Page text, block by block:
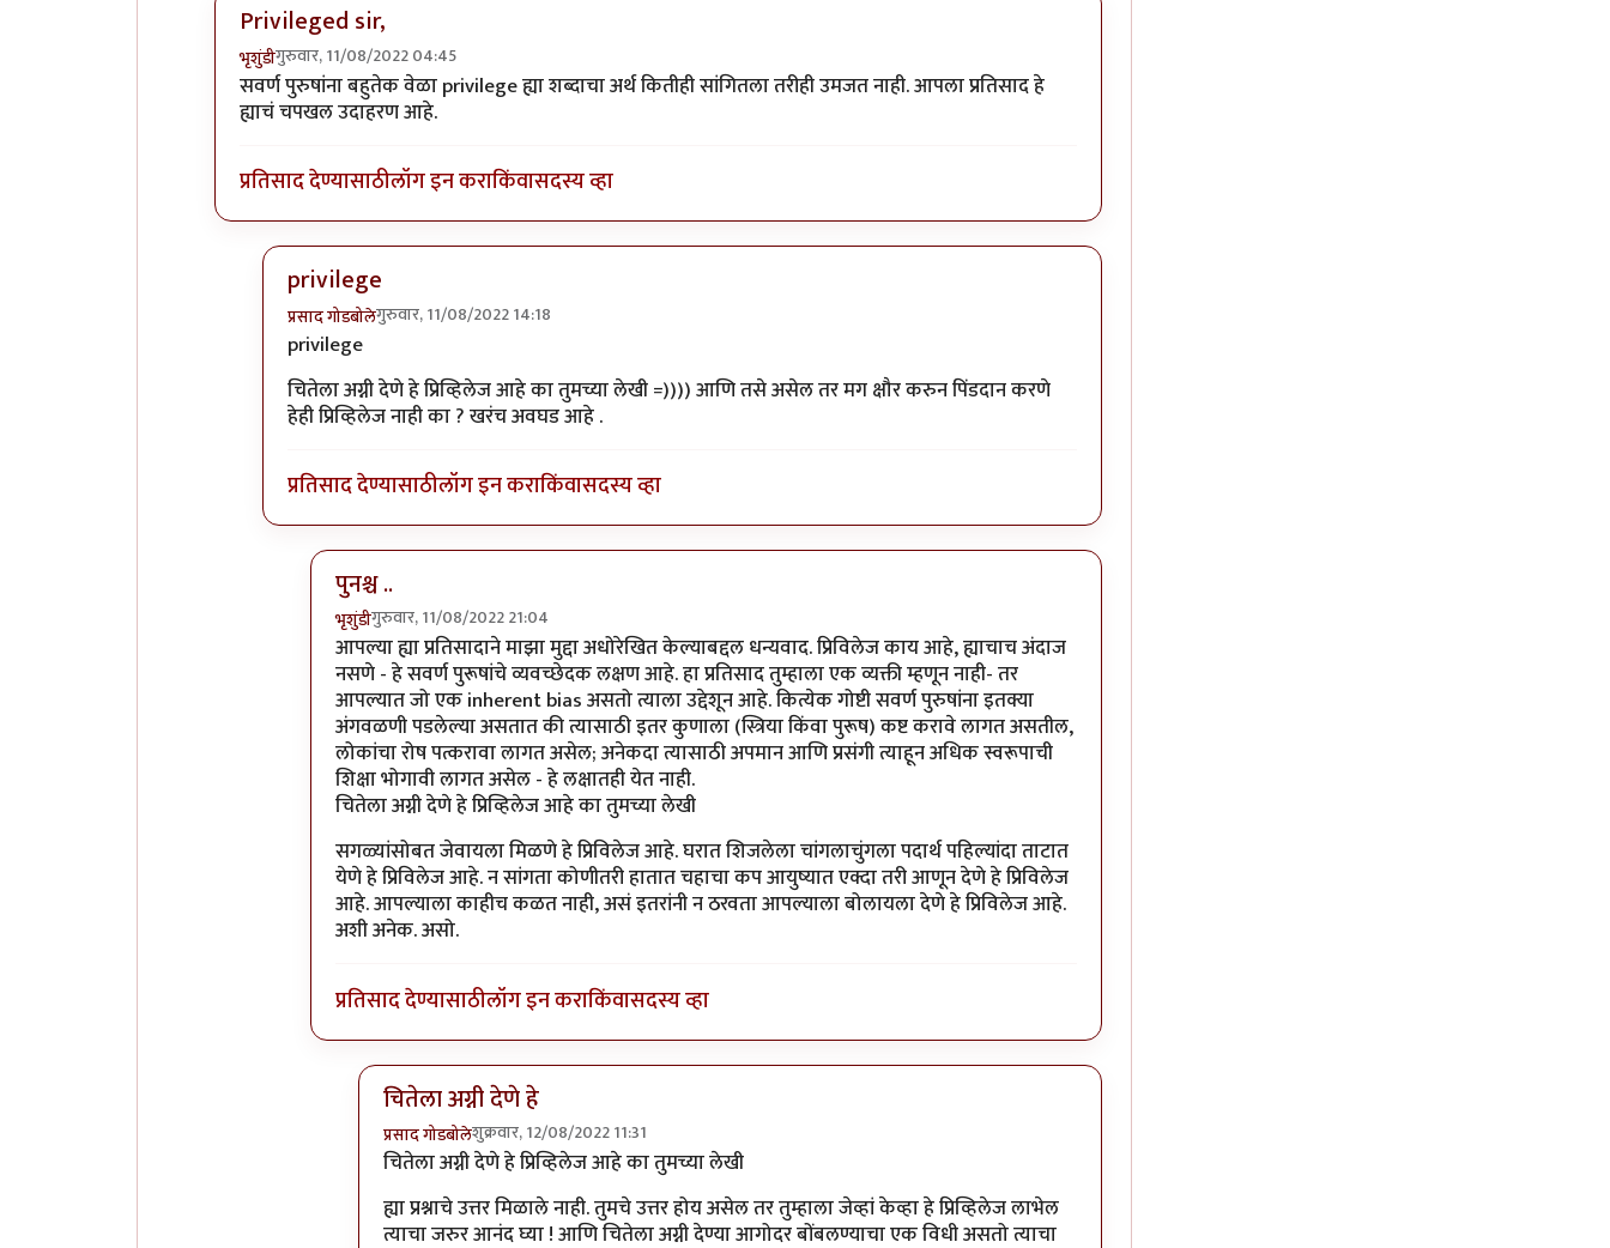
Privileged sir,
भृशुंडीगुरुवार, 11/08/2022 04:45
In reply toउगाचचbyप्रसाद गोडबोले
सवर्ण पुरुषांना बहुतेक वेळा privilege ह्या शब्दाचा अर्थ कितीही सांगितला तरीही उमजत नाही. आपला प्रतिसाद हे
ह्याचं चपखल उदाहरण आहे.
प्रतिसाद देण्यासाठीलॉग इन कराकिंवासदस्य व्हा
privilege
प्रसाद गोडबोलेगुरुवार, 11/08/2022 14:18
In reply to
privilege
चितेला अग्नी देणे हे प्रिव्हिलेज आहे का तुमच्या लेखी =)))) आणि तसे असेल तर मग क्षौर करुन पिंडदान करणे
हेही प्रिव्हिलेज नाही का ? खरंच अवघड आहे .
प्रतिसाद देण्यासाठीलॉग इन कराकिंवासदस्य व्हा
पुनश्च ..
भृशुंडीगुरुवार, 11/08/2022 21:04
In reply toprivilegebyप्रसाद गोडबोले
आपल्या ह्या प्रतिसादाने माझा मुद्दा अधोरेखित केल्याबद्दल धन्यवाद. प्रिविलेज काय आहे, ह्याचाच अंदाज
नसणे - हे सवर्ण पुरूषांचे व्यवच्छेदक लक्षण आहे. हा प्रतिसाद तुम्हाला एक व्यक्ती म्हणून नाही- तर
आपल्यात जो एक inherent bias असतो त्याला उद्देशून आहे. कित्येक गोष्टी सवर्ण पुरुषांना इतक्या
अंगवळणी पडलेल्या असतात की त्यासाठी इतर कुणाला (स्त्रिया किंवा पुरूष) कष्ट करावे लागत असतील,
लोकांचा रोष पत्करावा लागत असेल; अनेकदा त्यासाठी अपमान आणि प्रसंगी त्याहून अधिक स्वरूपाची
शिक्षा भोगावी लागत असेल - हे लक्षातही येत नाही.
चितेला अग्नी देणे हे प्रिव्हिलेज आहे का तुमच्या लेखी
सगळ्यांसोबत जेवायला मिळणे हे प्रिविलेज आहे. घरात शिजलेला चांगलाचुंगला पदार्थ पहिल्यांदा ताटात
येणे हे प्रिविलेज आहे. न सांगता कोणीतरी हातात चहाचा कप आयुष्यात एक्दा तरी आणून देणे हे प्रिविलेज
आहे. आपल्याला काहीच कळत नाही, असं इतरांनी न ठरवता आपल्याला बोलायला देणे हे प्रिविलेज आहे.
अशी अनेक. असो.
प्रतिसाद देण्यासाठीलॉग इन कराकिंवासदस्य व्हा
चितेला अग्नी देणे हे
प्रसाद गोडबोलेशुक्रवार, 12/08/2022 11:31
In reply toपुनश्च ..byभृशुंडी
चितेला अग्नी देणे हे प्रिव्हिलेज आहे का तुमच्या लेखी
ह्या प्रश्नाचे उत्तर मिळाले नाही. तुमचे उत्तर होय असेल तर तुम्हाला जेव्हां केव्हा हे प्रिव्हिलेज लाभेल
त्याचा जरुर आनंद घ्या ! आणि चितेला अग्नी देण्या आगोदर बोंबलण्याचा एक विधी असतो त्याचा